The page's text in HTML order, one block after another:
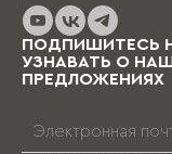
ПОДПИШИТЕСЬ
УЗНАВАТЬ О
ПРЕДЛОЖЕНИЯХ